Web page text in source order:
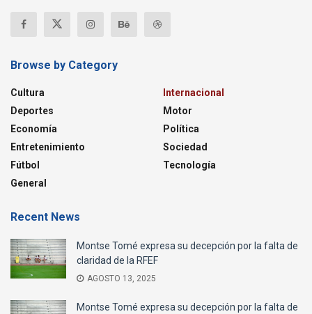
Browse by Category
Cultura
Deportes
Economía
Entretenimiento
Fútbol
General
Internacional
Motor
Política
Sociedad
Tecnología
Recent News
Montse Tomé expresa su decepción por la falta de
claridad de la RFEF
AGOSTO 13, 2025
Montse Tomé expresa su decepción por la falta de